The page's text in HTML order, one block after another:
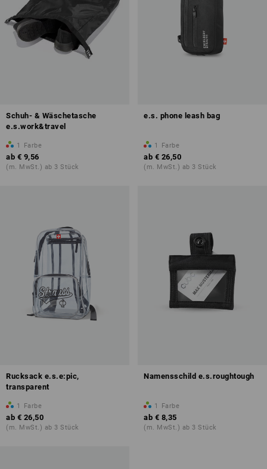
Schuh- & Wäschetasche
e.s.work&travel
1 Farbe
ab € 9,56
(m. MwSt.) ab 3 Stück
e.s. phone leash bag
1 Farbe
ab € 26,50
(m. MwSt.) ab 3 Stück
Rucksack e.s.e:pic,
transparent
1 Farbe
ab € 26,50
(m. MwSt.) ab 3 Stück
Namensschild e.s.roughtough
1 Farbe
ab € 8,35
(m. MwSt.) ab 3 Stück